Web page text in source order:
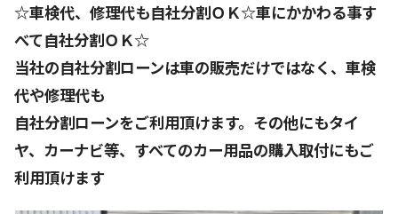
☆車検代、修理代も自社分割ＯＫ☆車にかかわる事す
べて自社分割ＯＫ☆
当社の自社分割ローンは車の販売だけではなく、車検
代や修理代も
自社分割ローンをご利用頂けます。その他にもタイ
ヤ、カーナビ等、すべてのカー用品の購入取付にもご
利用頂けます